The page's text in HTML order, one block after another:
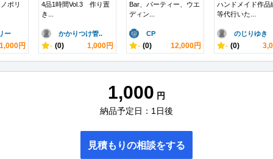
ポリ
ー
1,000円
4品1時間Vol.3 作り置
き...
かかりつけ管..
- (0) 1,000円
Bar、パーティー、ウエ
ディン...
CP
- (0) 12,000円
ハンドメイド作品
等代行いた...
のじりゆき
- (0)
1,000 円
納品予定日：1日後
見積もりの相談をする